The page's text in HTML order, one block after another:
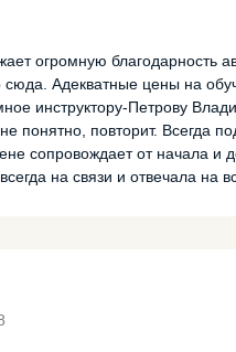
огромную благодарность
сюда. Адекватные цены на
инструктору-Петрову
понятно, повторит. Всегда
сопровождает от начала
на связи и отвечала на